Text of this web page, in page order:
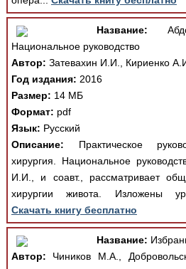
Название:
Национальное руководство
Автор: Затевахин И.И., Кириенко
Год издания: 2016
Размер: 14 МБ
Формат: pdf
Язык: Русский
Описание: Практическое
хирургия. Национальное
И.И., и соавт., рассматривает
хирургии живота. Изложены
Скачать книгу бесплатно
Название:
Автор: Чиников М.А.,